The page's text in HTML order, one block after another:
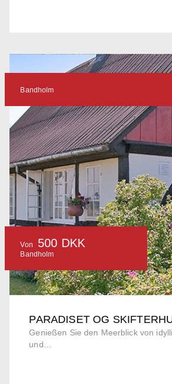
PARADISET OG
Genießen Sie den Meerblick von
und...
Bandholm
Von 500 DKK
Bandholm